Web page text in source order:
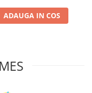
ADAUGA IN COS